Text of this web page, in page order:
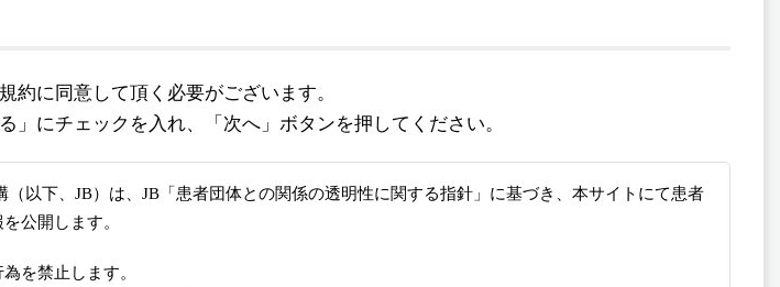
約に同意して頂く必要がございます。
」にチェックを入れ、「次へ」ボタンを押してください。
以下、JB）は、JB「患者団体との関係の透明性に関する指針」に基づき、本サイトにて患者
公開します。
を禁止します。